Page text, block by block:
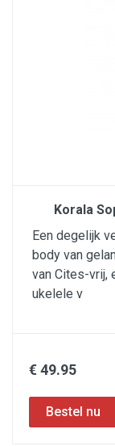
Korala
Een degelijk
body van
van Cites-vrij,
ukelele v
€ 49.95